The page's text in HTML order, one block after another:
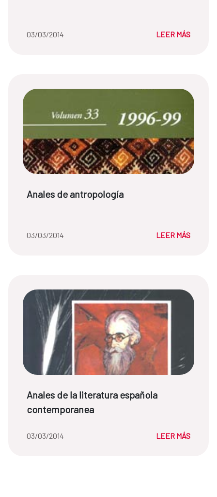
Fecha de la noticia::
03/03/2014 LEER MÁS
Título de noticia:
Anales de antropología
Fecha de la noticia::
03/03/2014 LEER MÁS
Título de noticia:
Anales de la literatura española
contemporanea
Fecha de la noticia::
03/03/2014 LEER MÁS